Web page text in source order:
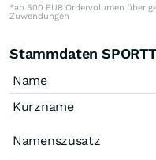
*ab 500 EUR Ordervolumen über
Zuwendungen
Stammdaten
Name
Kurzname
Namenszusatz